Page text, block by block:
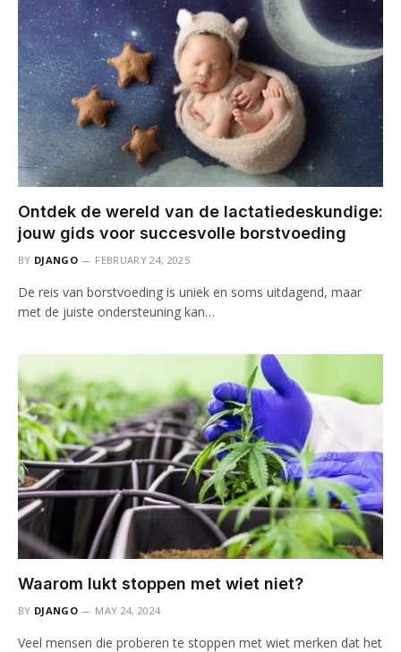
Ontdek de wereld van de lactatiedeskundige:
jouw gids voor succesvolle borstvoeding
BY DJANGO FEBRUARY 24, 2025
De reis van borstvoeding is uniek en soms uitdagend, maar
met de juiste ondersteuning kan…
Waarom lukt stoppen met wiet niet?
BY DJANGO MAY 24, 2024
Veel mensen die proberen te stoppen met wiet merken dat het